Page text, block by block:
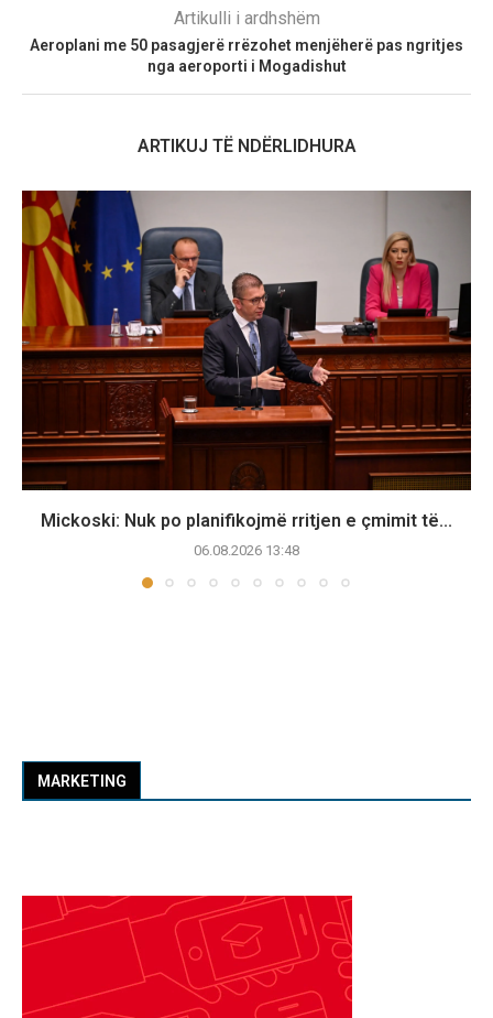
Artikulli i ardhshëm
Aeroplani me 50 pasagjerë rrëzohet menjëherë pas ngritjes
nga aeroporti i Mogadishut
ARTIKUJ TË NDËRLIDHURA
Mickoski: Nuk po planifikojmë rritjen e çmimit të...
06.08.2026 13:48
MARKETING